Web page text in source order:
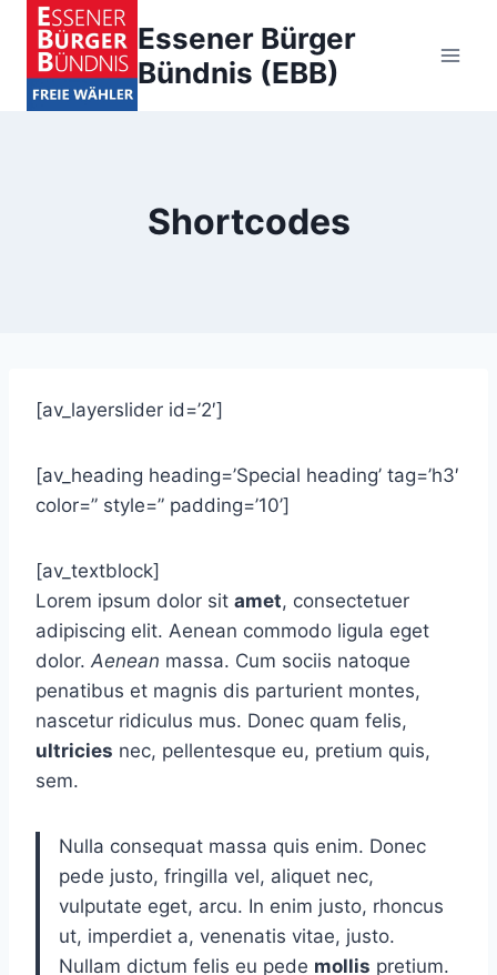
Zum
Inhalt
springen
Essener Bürger
Bündnis (EBB)
Shortcodes
[av_layerslider id=’2′]
[av_heading heading=’Special heading’ tag=’h3′
color=” style=” padding=’10’]
[av_textblock]
Lorem ipsum dolor sit amet, consectetuer
adipiscing elit. Aenean commodo ligula eget
dolor. Aenean massa. Cum sociis natoque
penatibus et magnis dis parturient montes,
nascetur ridiculus mus. Donec quam felis,
ultricies nec, pellentesque eu, pretium quis,
sem.
Nulla consequat massa quis enim. Donec
pede justo, fringilla vel, aliquet nec,
vulputate eget, arcu. In enim justo, rhoncus
ut, imperdiet a, venenatis vitae, justo.
Nullam dictum felis eu pede mollis pretium.